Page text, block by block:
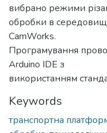
вибрано режими
обробки в
CamWorks.
Програмування
Arduino IDE з
використанням
Keywords
транспортна